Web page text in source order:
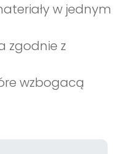
w jednym
zgodnie z
wzbogacą